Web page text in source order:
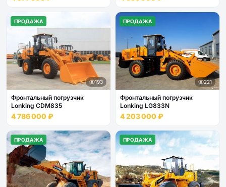
ПРОДАЖА
193
Фронтальный погрузчик
Lonking CDM835
4 786 000 ₽
ПРОДАЖА
221
Фронтальный погрузчик
Lonking LG833N
4 203 000 ₽
ПРОДАЖА ПРОДАЖА